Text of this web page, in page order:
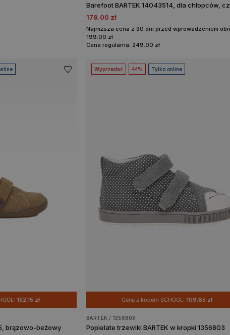
Barefoot BARTEK 14043514, dla chłopców,
179.00 zł
Najniższa cena z 30 dni przed wprowadzeniem
199.00 zł
Cena regularna: 249.00 zł
152.15 zł
brązowo-beżowy
Wyprzedaż 44% Tylko online
Cena z kodem SCHOOL:109.65 zł
BARTEK / 1356803
Popielate trzewiki BARTEK w kropki 1356803